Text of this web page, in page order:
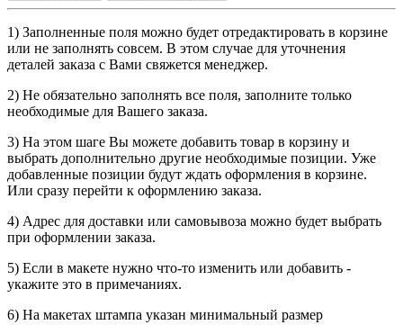
1) Заполненные поля можно будет отредактировать в корзине
или не заполнять совсем. В этом случае для уточнения
деталей заказа с Вами свяжется менеджер.
2) Не обязательно заполнять все поля, заполните только
необходимые для Вашего заказа.
3) На этом шаге Вы можете добавить товар в корзину и
выбрать дополнительно другие необходимые позиции. Уже
добавленные позиции будут ждать оформления в корзине.
Или сразу перейти к оформлению заказа.
4) Адрес для доставки или самовывоза можно будет выбрать
при оформлении заказа.
5) Если в макете нужно что-то изменить или добавить -
укажите это в примечаниях.
6) На макетах штампа указан минимальный размер